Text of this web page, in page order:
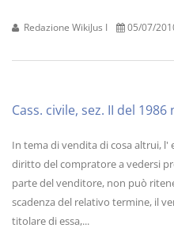
Redazione WikiJus I 05/07/
Cass. civile, sez. II del
In tema di vendita di cosa altrui, l'
diritto del compratore a vedersi
parte del venditore, non può
scadenza del relativo termine, il
titolare di essa,...